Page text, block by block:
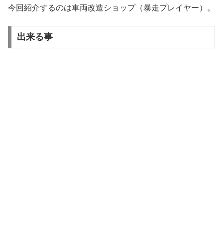
今回紹介するのは車両改造ショップ（暴走プレイヤー）。
出来る事